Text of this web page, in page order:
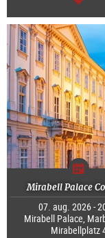
Mirabell Palace
07. aug. 2026 -
Mirabell Palace,
Mirabellplatz